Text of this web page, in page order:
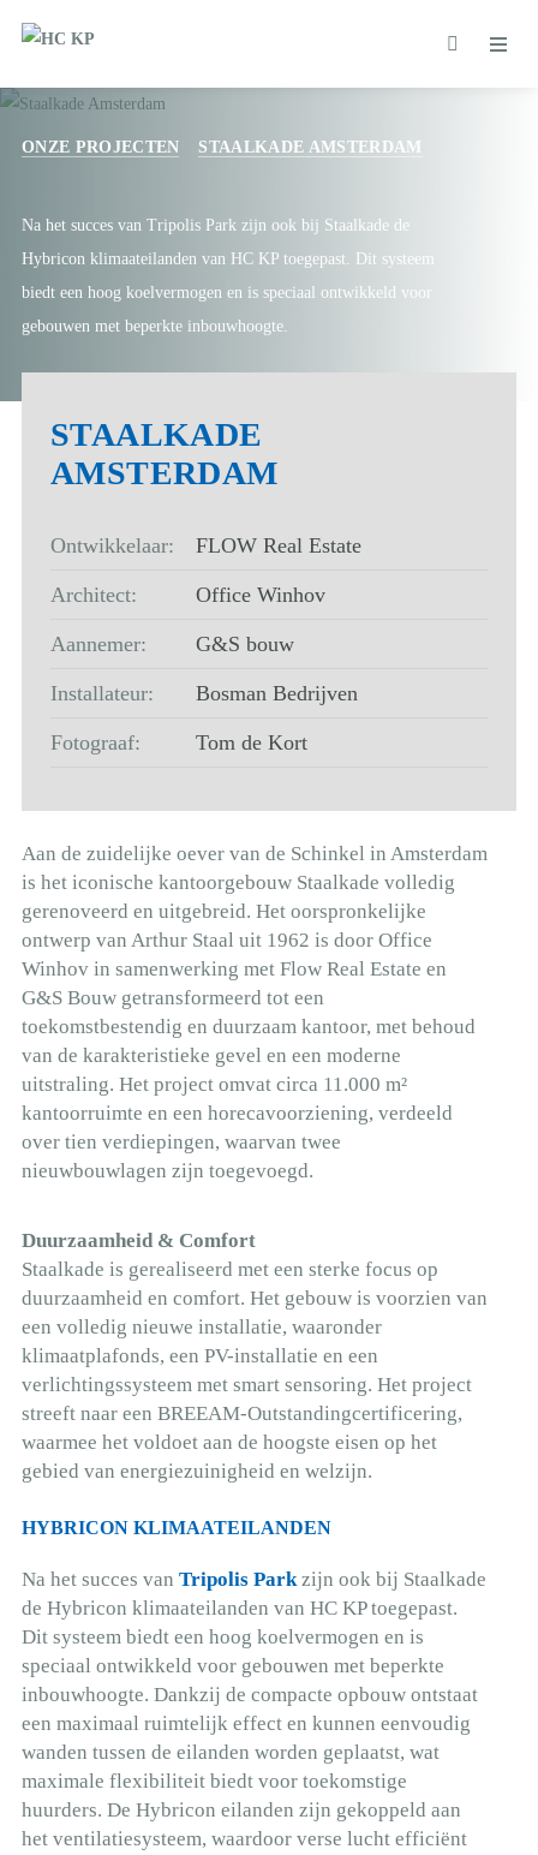
ONZE PROJECTEN STAALKADE AMSTERDAM
Na het succes van Tripolis Park zijn ook bij Staalkade de
Hybricon klimaateilanden van HC KP toegepast. Dit systeem
biedt een hoog koelvermogen en is speciaal ontwikkeld voor
gebouwen met beperkte inbouwhoogte.
STAALKADE
AMSTERDAM
Ontwikkelaar: FLOW Real Estate
Architect: Office Winhov
Aannemer: G&S bouw
Installateur: Bosman Bedrijven
Fotograaf: Tom de Kort
Aan de zuidelijke oever van de Schinkel in Amsterdam
is het iconische kantoorgebouw Staalkade volledig
gerenoveerd en uitgebreid. Het oorspronkelijke
ontwerp van Arthur Staal uit 1962 is door Office
Winhov in samenwerking met Flow Real Estate en
G&S Bouw getransformeerd tot een
toekomstbestendig en duurzaam kantoor, met behoud
van de karakteristieke gevel en een moderne
uitstraling. Het project omvat circa 11.000 m²
kantoorruimte en een horecavoorziening, verdeeld
over tien verdiepingen, waarvan twee
nieuwbouwlagen zijn toegevoegd.
Duurzaamheid & Comfort
Staalkade is gerealiseerd met een sterke focus op
duurzaamheid en comfort. Het gebouw is voorzien van
een volledig nieuwe installatie, waaronder
klimaatplafonds, een PV-installatie en een
verlichtingssysteem met smart sensoring. Het project
streeft naar een BREEAM-Outstandingcertificering,
waarmee het voldoet aan de hoogste eisen op het
gebied van energiezuinigheid en welzijn.
HYBRICON KLIMAATEILANDEN
Na het succes van Tripolis Parkzijn ook bij Staalkade
de Hybricon klimaateilanden van HC KP toegepast.
Dit systeem biedt een hoog koelvermogen en is
speciaal ontwikkeld voor gebouwen met beperkte
inbouwhoogte. Dankzij de compacte opbouw ontstaat
een maximaal ruimtelijk effect en kunnen eenvoudig
wanden tussen de eilanden worden geplaatst, wat
maximale flexibiliteit biedt voor toekomstige
huurders. De Hybricon eilanden zijn gekoppeld aan
het ventilatiesysteem, waardoor verse lucht efficiënt